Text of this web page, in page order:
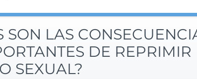
SON LAS
DE REPRIMIR
SEXUAL?